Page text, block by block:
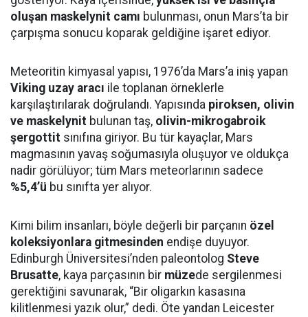
oluşan maskelynit camı bulunması, onun Mars’ta bir
çarpışma sonucu koparak geldiğine işaret ediyor.
Meteoritin kimyasal yapısı, 1976’da Mars’a iniş yapan
Viking uzay aracı ile toplanan örneklerle
karşılaştırılarak doğrulandı. Yapısında piroksen, olivin
ve maskelynit bulunan taş, olivin-mikrogabroik
şergottit sınıfına giriyor. Bu tür kayaçlar, Mars
magmasının yavaş soğumasıyla oluşuyor ve oldukça
nadir görülüyor; tüm Mars meteorlarının sadece
%5,4’ü bu sınıfta yer alıyor.
Kimi bilim insanları, böyle değerli bir parçanın özel
koleksiyonlara gitmesinden endişe duyuyor.
Edinburgh Üniversitesi’nden paleontolog Steve
Brusatte, kaya parçasının bir müzede sergilenmesi
gerektiğini savunarak, “Bir oligarkın kasasına
kilitlenmesi yazık olur,” dedi. Öte yandan Leicester